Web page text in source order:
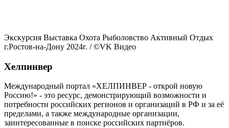
Экскурсия Выставка Охота Рыболовство Активный Отдых
г.Ростов-на-Дону 2024г. / ©VK Видео
Хелпинвер
Международный портал «ХЕЛПИНВЕР - открой новую
Россию!» - это ресурс, демонстрирующий возможности и
потребности российских регионов и организаций в РФ и за её
пределами, а также международные организации,
заинтересованные в поиске российских партнёров.